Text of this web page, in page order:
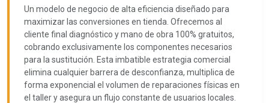
Un modelo de negocio de alta eficiencia diseñado para
maximizar las conversiones en tienda. Ofrecemos al
cliente final diagnóstico y mano de obra 100% gratuitos,
cobrando exclusivamente los componentes necesarios
para la sustitución. Esta imbatible estrategia comercial
elimina cualquier barrera de desconfianza, multiplica de
forma exponencial el volumen de reparaciones físicas en
el taller y asegura un flujo constante de usuarios locales.